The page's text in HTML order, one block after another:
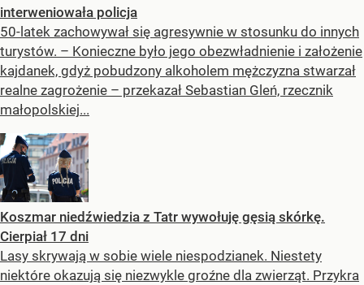
interweniowała policja
50-latek zachowywał się agresywnie w stosunku do innych
turystów. – Konieczne było jego obezwładnienie i założenie
kajdanek, gdyż pobudzony alkoholem mężczyzna stwarzał
realne zagrożenie – przekazał Sebastian Gleń, rzecznik
małopolskiej...
Koszmar niedźwiedzia z Tatr wywołuję gęsią skórkę.
Cierpiał 17 dni
Lasy skrywają w sobie wiele niespodzianek. Niestety
niektóre okazują się niezwykle groźne dla zwierząt. Przykra